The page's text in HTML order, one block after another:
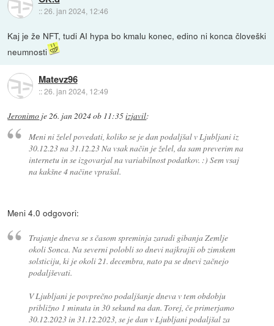
::26. jan 2024, 12:46
Kaj je že NFT, tudi AI hypa bo kmalu konec, edino ni konca človeški
neumnosti
Matevz96
::26. jan 2024, 12:49
Jeronimo je26. jan 2024 ob 11:35izjavil:
Meni ni želel povedati, koliko se je dan podaljšal v Ljubljani iz
30.12.23 na 31.12.23 Na vsak način je želel, da sam preverim na
internetu in se izgovarjal na variabilnost podatkov. :) Sem vsaj
na kakšne 4 načine vprašal.
Meni 4.0 odgovori:
Trajanje dneva se s časom spreminja zaradi gibanja Zemlje
okoli Sonca. Na severni polobli so dnevi najkrajši ob zimskem
solsticiju, ki je okoli 21. decembra, nato pa se dnevi začnejo
podaljševati.
V Ljubljani je povprečno podaljšanje dneva v tem obdobju
približno 1 minuta in 30 sekund na dan. Torej, če primerjamo
30.12.2023 in 31.12.2023, se je dan v Ljubljani podaljšal za